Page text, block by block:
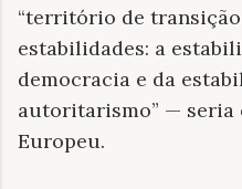
“território de
estabilidades: a
democracia e da
autoritarismo” — seria
Europeu.